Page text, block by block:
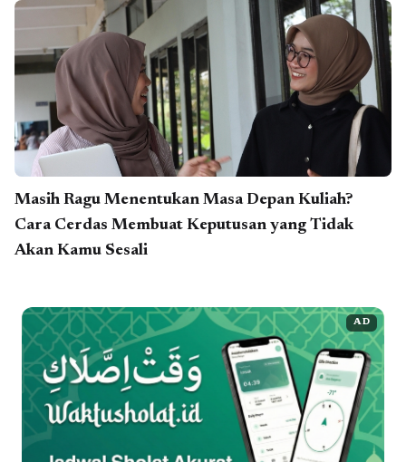
Masih Ragu Menentukan Masa Depan Kuliah?
Cara Cerdas Membuat Keputusan yang Tidak
Akan Kamu Sesali
AD